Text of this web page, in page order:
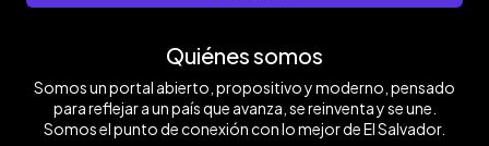
Quiénes somos
Somos un portal abierto, propositivo y moderno, pensado
para reflejar a un país que avanza, se reinventa y se une.
Somos el punto de conexión con lo mejor de El Salvador.